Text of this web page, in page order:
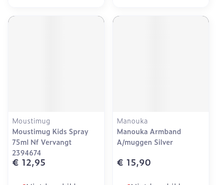
Moustimug
Moustimug Kids Spray
75ml Nf Vervangt
2394674
€ 12,95
Manouka
Manouka Armband
A/muggen Silver
€ 15,90